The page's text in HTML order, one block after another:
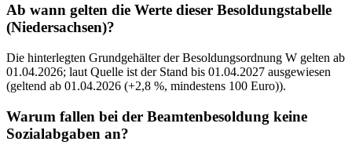
Ab wann gelten die Werte dieser Besoldungstabelle
(Niedersachsen)?
Die hinterlegten Grundgehälter der Besoldungsordnung W gelten ab
01.04.2026; laut Quelle ist der Stand bis 01.04.2027 ausgewiesen
(geltend ab 01.04.2026 (+2,8 %, mindestens 100 Euro)).
Warum fallen bei der Beamtenbesoldung keine
Sozialabgaben an?